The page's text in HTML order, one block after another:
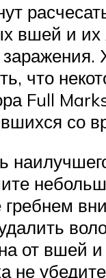
вшей и их
что
Full
со
от вшей